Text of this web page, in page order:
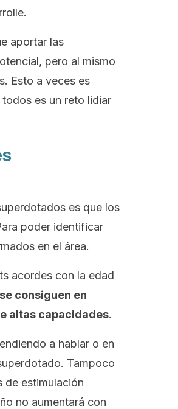
aportar las
pero al mismo
Esto a veces es
es un reto lidiar
es que los
poder identificar
en el área.
acordes con la edad
consiguen en
altas capacidades.
a hablar o en
Tampoco
de estimulación
no aumentará con